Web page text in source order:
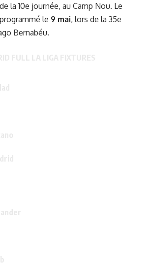
la 10e journée, au Camp Nou. Le
le 9 mai, lors de la 35e
Bernabéu.